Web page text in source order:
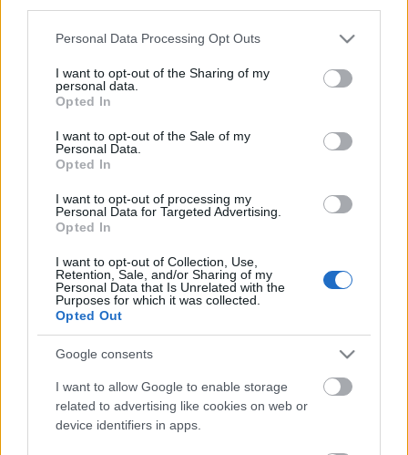
Please note that this website/app uses one or more Google
not limited to your visit or usage behaviour. You may click to
grant or deny consent to Google and its third-party tags to
use your data for below specified purposes in below Google
consent section.
Personal Data Processing Opt Outs
I want to opt-out of the Sharing of my
personal data.
Opted In
I want to opt-out of the Sale of my
Personal Data.
Opted In
I want to opt-out of processing my
Personal Data for Targeted Advertising.
Opted In
I want to opt-out of Collection, Use,
Retention, Sale, and/or Sharing of my
Personal Data that Is Unrelated with the
Purposes for which it was collected.
Opted Out
Google consents
I want to allow Google to enable storage
related to advertising like cookies on web or
device identifiers in apps.
Moulin Rouge
táncjáték
Gyermek Lautrec:György László
Felnőtt Lautrec:
Apa, Alphonse de Toulouse-Lautrec:
Emődi Attila
Első szerelem:Kőhalmi Viktória
Szerető:Homolya Patrícia
A szerelem: Tóth Karolina
Maurice:Schlégl András
Aristide Bruant:
Borbély Valéria
Arisztokraták, orvosok, montmartre lepkéi és